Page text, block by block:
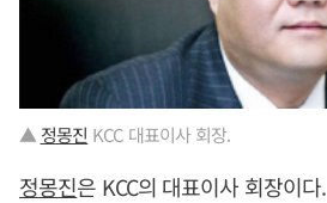
▲ 정몽진 KCC 대표이사 회장.
정몽진은 KCC의 대표이사 회장이다.